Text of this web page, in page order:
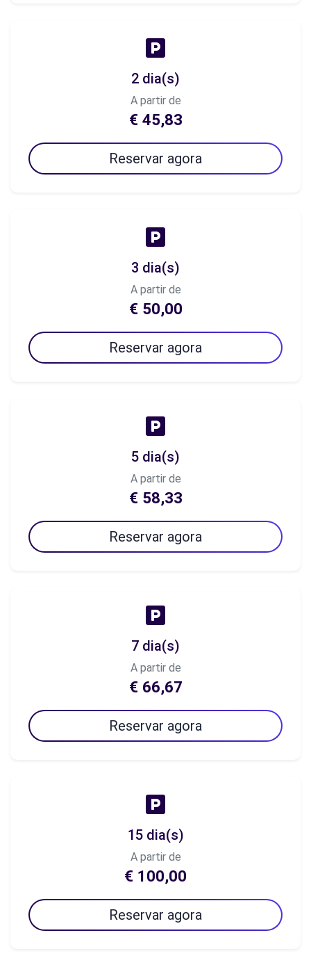
2 dia(s)
A partir de
€ 45,83
Reservar agora
3 dia(s)
A partir de
€ 50,00
Reservar agora
5 dia(s)
A partir de
€ 58,33
Reservar agora
7 dia(s)
A partir de
€ 66,67
Reservar agora
15 dia(s)
A partir de
€ 100,00
Reservar agora